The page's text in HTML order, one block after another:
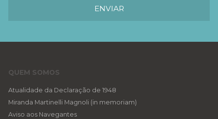
QUEM SOMOS
Atualidade da Declaração de 1948
Miranda Martinelli Magnoli (in memoriam)
Aviso aos Navegantes